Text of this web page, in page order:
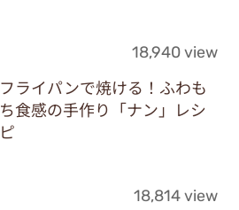
18,940 view
フライパンで焼ける！ふわも
ち食感の手作り「ナン」レシ
ピ
18,814 view